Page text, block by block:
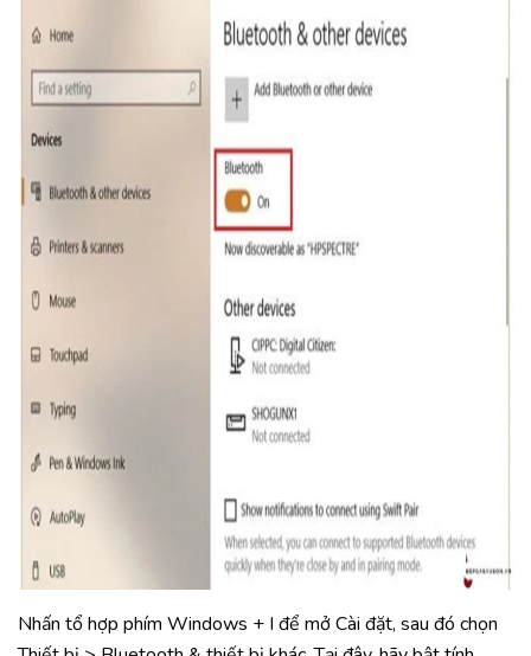
Nhấn tổ hợp phím Windows + I để mở Cài đặt, sau đó chọn